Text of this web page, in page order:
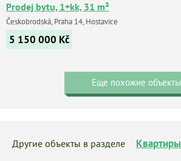
Prodej bytu, 1+kk, 31 m²
Českobrodská, Praha 14, Hostavice
5 150 000 Kč
Еще похожие объекты
Другие объекты в разделе Квартиры